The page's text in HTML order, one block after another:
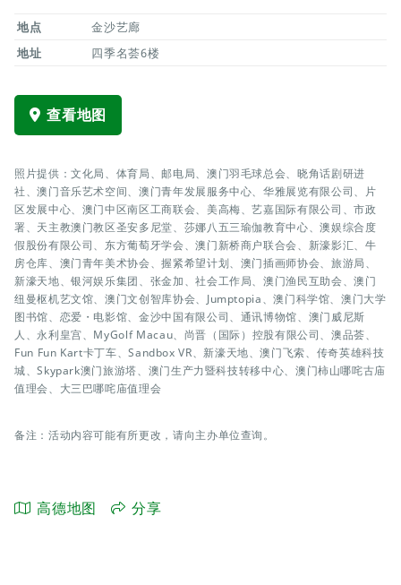
地点
金沙艺廊
地址
四季名荟6楼
查看地图
照片提供：文化局、体育局、邮电局、澳门羽毛球总会、晓角话剧研进
社、澳门音乐艺术空间、澳门青年发展服务中心、华雅展览有限公司、片
区发展中心、澳门中区南区工商联会、美高梅、艺嘉国际有限公司、市政
署、天主教澳门教区圣安多尼堂、莎娜八五三瑜伽教育中心、澳娱综合度
假股份有限公司、东方葡萄牙学会、澳门新桥商户联合会、新濠影汇、牛
房仓库、澳门青年美术协会、握紧希望计划、澳门插画师协会、旅游局、
新濠天地、银河娱乐集团、张金加、社会工作局、澳门渔民互助会、澳门
纽曼枢机艺文馆、澳门文创智库协会、Jumptopia、澳门科学馆、澳门大学
图书馆、恋爱・电影馆、金沙中国有限公司、通讯博物馆、澳门威尼斯
人、永利皇宫、MyGolf Macau、尚晋（国际）控股有限公司、澳品荟、
Fun Fun Kart卡丁车、Sandbox VR、新濠天地、澳门飞索、传奇英雄科技
城、Skypark澳门旅游塔、澳门生产力暨科技转移中心、澳门柿山哪咤古庙
值理会、大三巴哪咤庙值理会
备注：活动内容可能有所更改，请向主办单位查询。
高德地图 分享